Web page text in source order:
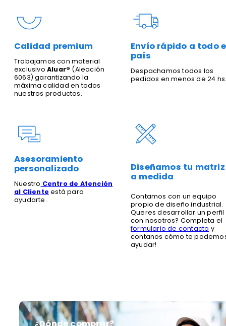
Calidad premium
Trabajamos con material
exclusivo Aluar® (Aleación
6063) garantizando la
máxima calidad en todos
nuestros productos.
Envío rápido a todo
país
Despachamos todos los
pedidos en menos de 24
Asesoramiento
personalizado
Nuestro Centro de Atención
al Cliente está para
ayudarte.
Diseñamos tu matriz
a medida
Contamos con un equipo
propio de diseño industrial.
Queres desarrollar un perfil
con nosotros? Completa el
formulario de contacto y
contanos cómo te
ayudar!
¿Dónde comprar?